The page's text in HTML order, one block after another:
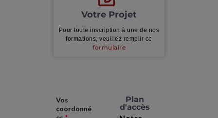
Votre Projet
Pour toute inscription à une de nos
formations, veuillez remplir ce
formulaire
Vos
coordonné
Plan
d'accès